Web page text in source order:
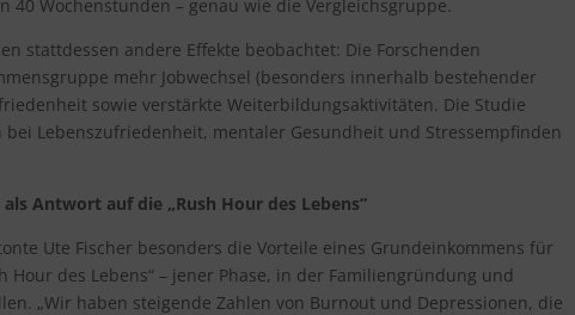
Wochenstunden – genau wie die Vergleichsgruppe.
stattdessen andere Effekte beobachtet: Die Forschenden
mehr Jobwechsel (besonders innerhalb bestehender
sowie verstärkte Weiterbildungsaktivitäten. Die Studie
Lebenszufriedenheit, mentaler Gesundheit und Stressempfinden
Antwort auf die „Rush Hour des Lebens”
Ute Fischer besonders die Vorteile eines Grundeinkommens für
Hour des Lebens“ – jener Phase, in der Familiengründung und
„Wir haben steigende Zahlen von Burnout und Depressionen, die